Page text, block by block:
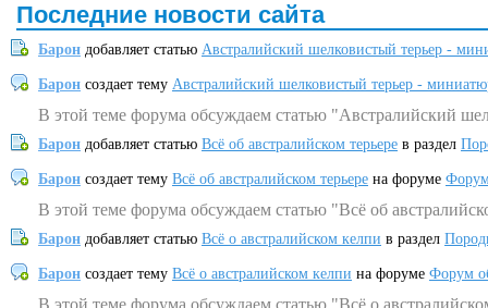
Последние новости сайта
Барон добавляет статью Австралийский шелковистый терьер -
Барон создает тему Австралийский шелковистый терьер -
В этой теме форума обсуждаем статью "Австралийский
Барон добавляет статью Всё об австралийском терьере в раздел
Барон создает тему Всё об австралийском терьере на форуме
В этой теме форума обсуждаем статью "Всё об
Барон добавляет статью Всё о австралийском келпи в раздел
Барон создает тему Всё о австралийском келпи на форуме Форум
В этой теме форума обсуждаем статью "Всё о